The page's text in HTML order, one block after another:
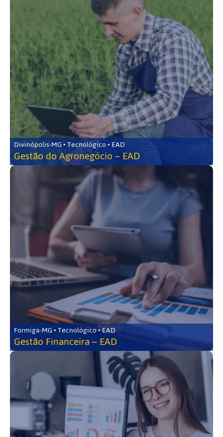
Divinópolis-MG • Tecnológico • EAD
Gestão do Agronegócio – EAD
Formiga-MG • Tecnológico • EAD
Gestão Financeira – EAD